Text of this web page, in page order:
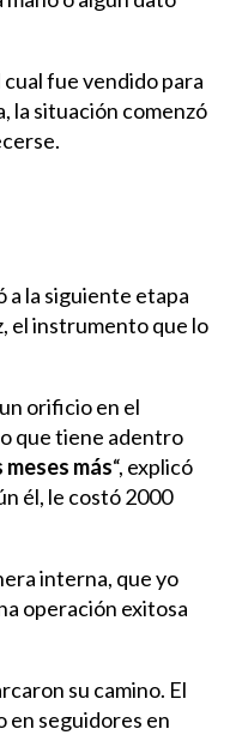
fue vendido para
la situación comenzó
a la siguiente etapa
el instrumento que lo
orificio en el
que tiene adentro
más“, explicó
él, le costó 2000
interna, que yo
operación exitosa
su camino. El
en seguidores en